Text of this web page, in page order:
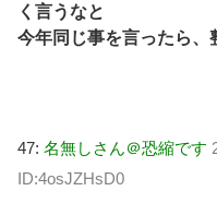
く言うなと
今年同じ事を言ったら、
47: 名無しさん＠恐縮です
ID:4osJZHsD0